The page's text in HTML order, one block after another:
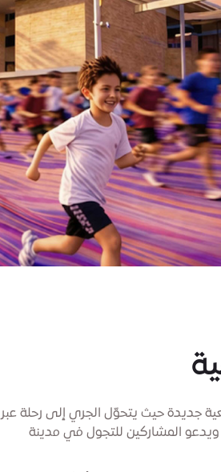
جديدة حيث يتحوّل الجري إلى رحلة عبر
ويدعو المشاركين للتجول في مدينة